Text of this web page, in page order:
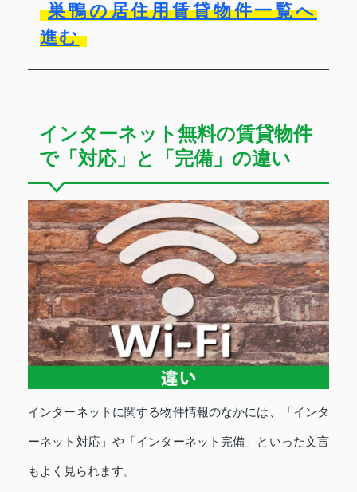
巣鴨の居住用賃貸物件一覧へ
進む
インターネット無料の賃貸物件
で「対応」と「完備」の違い
インターネットに関する物件情報のなかには、「インタ
ーネット対応」や「インターネット完備」といった文言
もよく見られます。